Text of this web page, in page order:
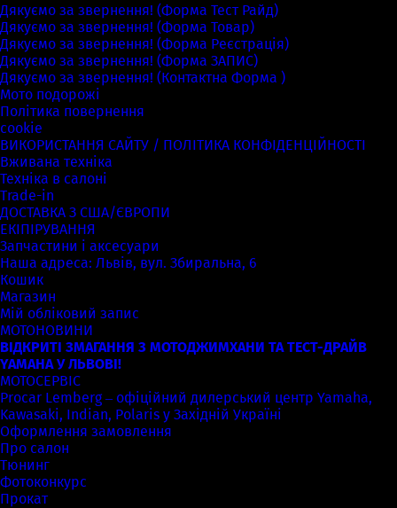
Дякуємо за звернення! (Форма Тест Райд)
Дякуємо за звернення! (Форма Товар)
Дякуємо за звернення! (Форма Реєстрація)
Дякуємо за звернення! (Форма ЗАПИС)
Дякуємо за звернення! (Контактна Форма )
Мото подорожі
Політика повернення
cookie
ВИКОРИСТАННЯ САЙТУ / ПОЛІТИКА КОНФІДЕНЦІЙНОСТІ
Вживана техніка
Техніка в салоні
Trade-in
ДОСТАВКА З США/ЄВРОПИ
ЕКІПІРУВАННЯ
Запчастини і аксесуари
Наша адреса: Львів, вул. Збиральна, 6
Кошик
Магазин
Мій обліковий запис
МОТОНОВИНИ
ВІДКРИТІ ЗМАГАННЯ З МОТОДЖИМХАНИ ТА ТЕСТ-ДРАЙВ
YAMAHA У ЛЬВОВІ!
МОТОСЕРВІС
Procar Lemberg – офіційний дилерський центр Yamaha,
Kawasaki, Indian, Polaris у Західній Україні
Оформлення замовлення
Про салон
Тюнинг
Фотоконкурс
Прокат